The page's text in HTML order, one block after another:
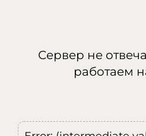
Сервер не
работаем